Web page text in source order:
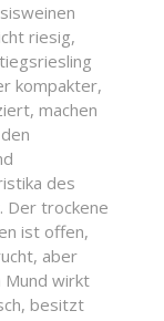
riesig,
kompakter,
machen
des
Der trockene
ist offen,
aber
Mund wirkt
besitzt